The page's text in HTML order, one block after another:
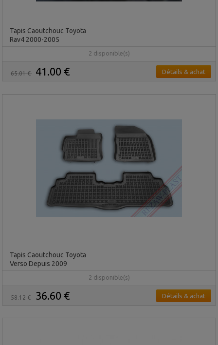
Tapis Caoutchouc Toyota
Rav4 2000-2005
2 disponible(s)
65.01 € 41.00 € Détails & achat
Tapis Caoutchouc Toyota
Verso Depuis 2009
2 disponible(s)
58.12 € 36.60 € Détails & achat